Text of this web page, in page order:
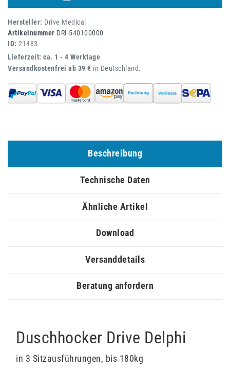
Hersteller: Drive Medical
Artikelnummer DRI-540100000
ID: 21483
Lieferzeit: ca. 1 - 4 Werktage
Versandkostenfrei ab 39 € in Deutschland.
Beschreibung
Technische Daten
Ähnliche Artikel
Download
Versanddetails
Beratung anfordern
Duschhocker Drive Delphi
in 3 Sitzausführungen, bis 180kg